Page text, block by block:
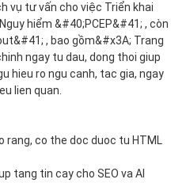
vụ tư vấn cho việc Triển khai
hiểm &#40;PCEP&#41; , còn
, bao gồm&#x3A; Trang
ngay tu dau, dong thoi giup
hieu ro ngu canh, tac gia, ngay
lien quan.
rang, co the doc duoc tu HTML
tang tin cay cho SEO va AI